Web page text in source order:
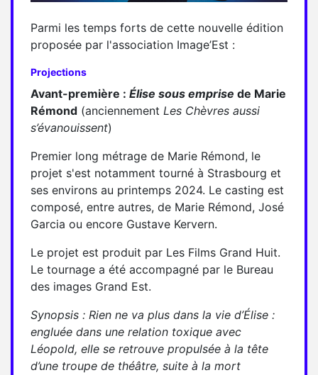
Parmi les temps forts de cette nouvelle édition
proposée par l'association Image’Est :
Projections
Avant-première : Élise sous emprise de Marie
Rémond (anciennement Les Chèvres aussi
s’évanouissent)
Premier long métrage de Marie Rémond, le
projet s'est notamment tourné à Strasbourg et
ses environs au printemps 2024. Le casting est
composé, entre autres, de Marie Rémond, José
Garcia ou encore Gustave Kervern.
Le projet est produit par Les Films Grand Huit.
Le tournage a été accompagné par le Bureau
des images Grand Est.
Synopsis : Rien ne va plus dans la vie d’Élise :
engluée dans une relation toxique avec
Léopold, elle se retrouve propulsée à la tête
d’une troupe de théâtre, suite à la mort